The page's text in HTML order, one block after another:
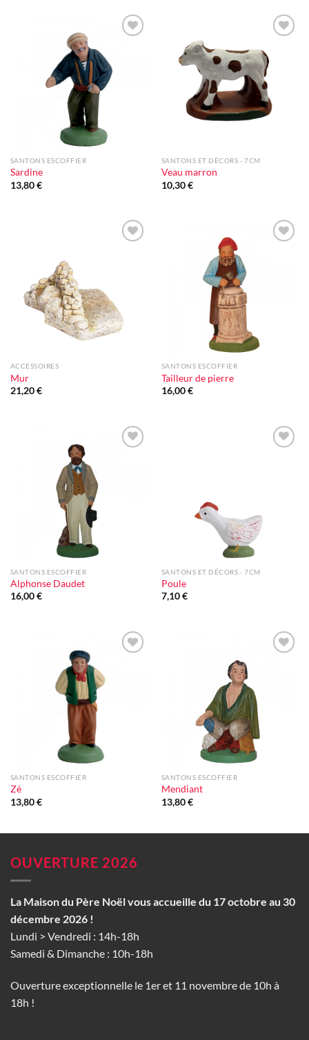
SANTONS ESCOFFIER
Sardine
13,80€
à la liste
d'envie
SANTONS ET DÉCORS - 7CM
Veau marron
10,30€
ACCESSOIRES
Mur
21,20€
SANTONS ESCOFFIER
Tailleur de pierre
16,00€
SANTONS ESCOFFIER
Alphonse Daudet
16,00€
SANTONS ET DÉCORS - 7CM
Poule
7,10€
SANTONS ESCOFFIER
Zé
13,80€
SANTONS ESCOFFIER
Mendiant
13,80€
OUVERTURE 2026
La Maison du Père Noël vous accueille du 17 octobre au 30
décembre 2026 !
Lundi > Vendredi : 14h-18h
Samedi & Dimanche : 10h-18h
Ouverture exceptionnelle le 1er et 11 novembre de 10h à
18h !